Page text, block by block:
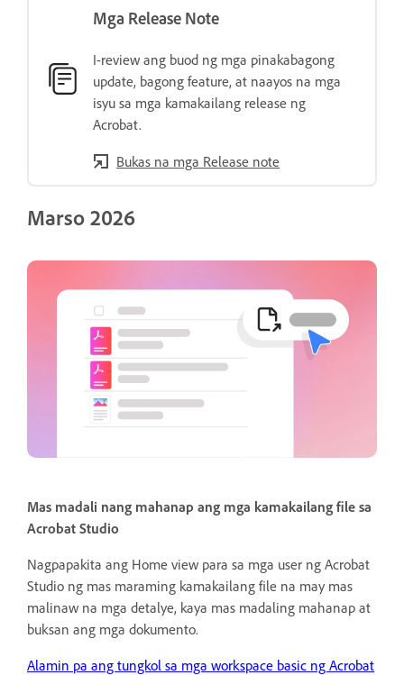
Mga Release Note
I-review ang buod ng mga pinakabagong
update, bagong feature, at naayos na mga
isyu sa mga kamakailang release ng
Acrobat.
Bukas na mga Release note
Marso 2026
Mas madali nang mahanap ang mga kamakailang file sa
Acrobat Studio
Nagpapakita ang Home view para sa mga user ng Acrobat
Studio ng mas maraming kamakailang file na may mas
malinaw na mga detalye, kaya mas madaling mahanap at
buksan ang mga dokumento.
Alamin pa ang tungkol sa mga workspace basic ng Acrobat